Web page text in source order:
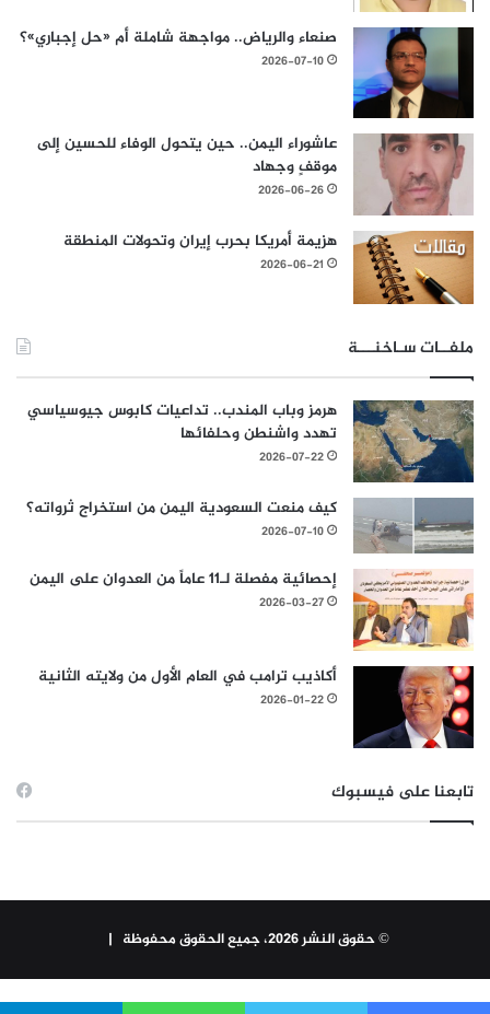
صنعاء والرياض.. مواجهة شاملة أم «حل إجباري»؟
2026-07-10
عاشوراء اليمن.. حين يتحول الوفاء للحسين إلى
موقفٍ وجهاد
2026-06-26
هزيمة أمريكا بحرب إيران وتحولات المنطقة
2026-06-21
ملفــات سـاخنـــة
هرمز وباب المندب.. تداعيات كابوس جيوسياسي
تهدد واشنطن وحلفائها
2026-07-22
كيف منعت السعودية اليمن من استخراج ثرواته؟
2026-07-10
إحصائية مفصلة لـ11 عاماً من العدوان على اليمن
2026-03-27
أكاذيب ترامب في العام الأول من ولايته الثانية
2026-01-22
تابعنا على فيسبوك
© حقوق النشر 2026، جميع الحقوق محفوظة |